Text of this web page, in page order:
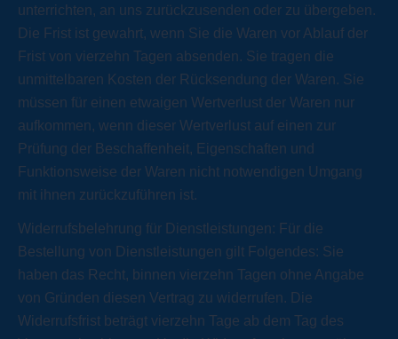
unterrichten, an uns zurückzusenden oder zu übergeben.
Die Frist ist gewahrt, wenn Sie die Waren vor Ablauf der
Frist von vierzehn Tagen absenden. Sie tragen die
unmittelbaren Kosten der Rücksendung der Waren. Sie
müssen für einen etwaigen Wertverlust der Waren nur
aufkommen, wenn dieser Wertverlust auf einen zur
Prüfung der Beschaffenheit, Eigenschaften und
Funktionsweise der Waren nicht notwendigen Umgang
mit ihnen zurückzuführen ist.
Widerrufsbelehrung für Dienstleistungen: Für die
Bestellung von Dienstleistungen gilt Folgendes: Sie
haben das Recht, binnen vierzehn Tagen ohne Angabe
von Gründen diesen Vertrag zu widerrufen. Die
Widerrufsfrist beträgt vierzehn Tage ab dem Tag des